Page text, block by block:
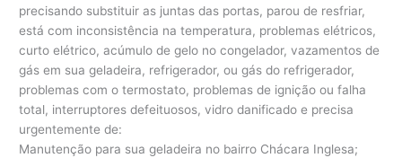
precisando substituir as juntas das portas, parou de resfriar,
está com inconsistência na temperatura, problemas elétricos,
curto elétrico, acúmulo de gelo no congelador, vazamentos de
gás em sua geladeira, refrigerador, ou gás do refrigerador,
problemas com o termostato, problemas de ignição ou falha
total, interruptores defeituosos, vidro danificado e precisa
urgentemente de:
Manutenção para sua geladeira no bairro Chácara Inglesa;